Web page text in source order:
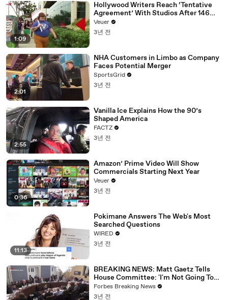
1:09
Hollywood Writers Reach ‘Tentative
Agreement’ With Studios After 146
Day Strike
Veuer
3년 전
2:01
NHA Customers in Limbo as Company
Faces Potential Merger
SportsGrid
3년 전
2:55
Vanilla Ice Explains How the 90’s
Shaped America
FACTZ
3년 전
0:36
Amazon’ Prime Video Will Show
Commercials Starting Next Year
Veuer
3년 전
11:13
Pokimane Answers The Web's Most
Searched Questions
WIRED
3년 전
BREAKING NEWS: Matt Gaetz Tells
House Committee: 'I'm Not Going To
Vote For A Continuing Resolution'
Forbes Breaking News
3년 전